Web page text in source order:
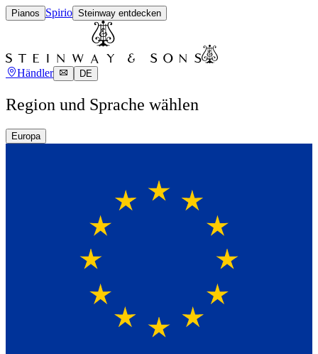
Pianos Spirio Steinway entdecken
Händler DE
Region und Sprache wählen
Europa